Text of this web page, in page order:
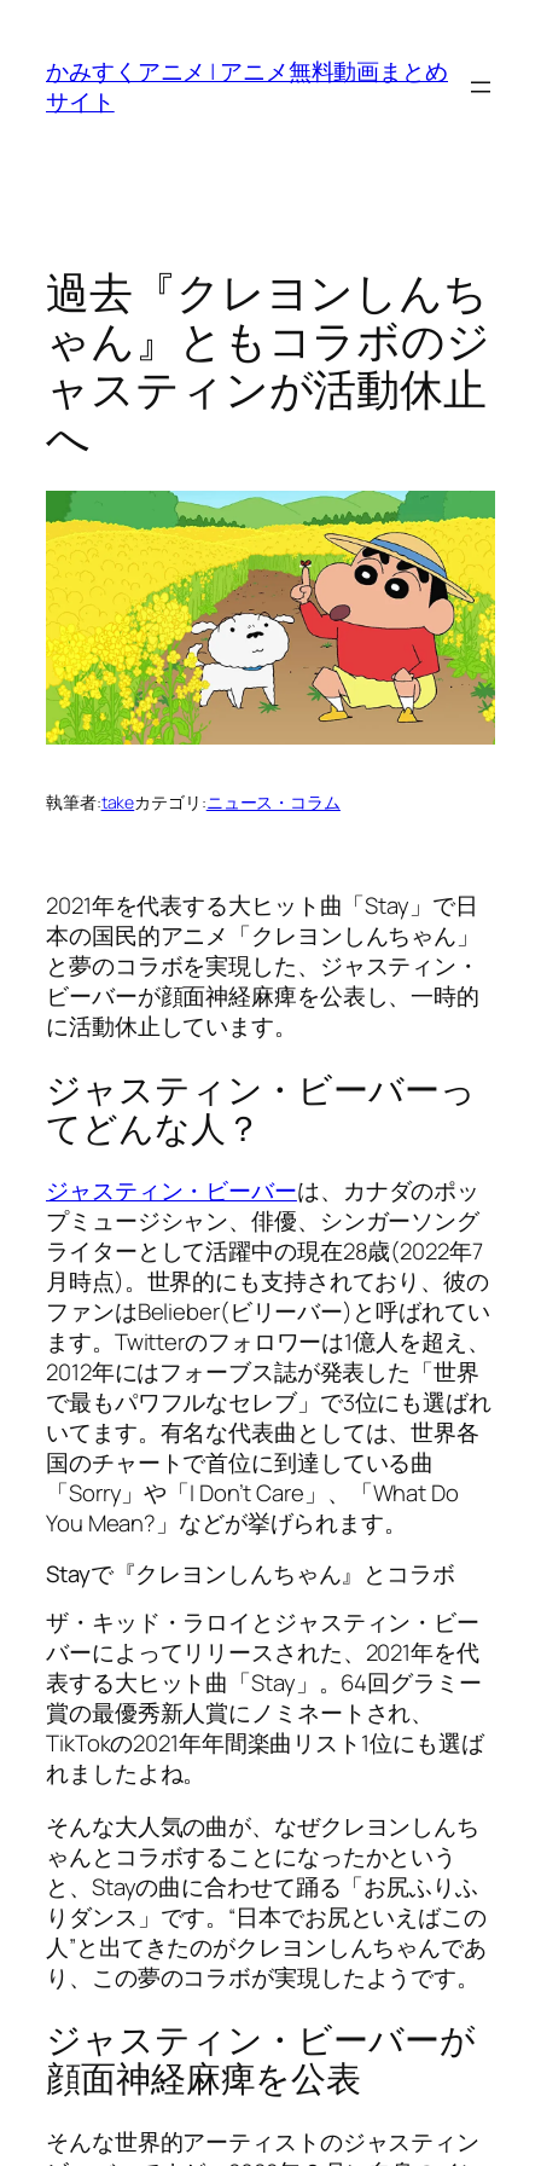
かみすくアニメ | アニメ無料動画まとめ
サイト
過去『クレヨンしんち
ゃん』ともコラボのジ
ャスティンが活動休止
へ
執筆者:takeカテゴリ:ニュース・コラム
2021年を代表する大ヒット曲「Stay」で日
本の国民的アニメ「クレヨンしんちゃん」
と夢のコラボを実現した、ジャスティン・
ビーバーが顔面神経麻痺を公表し、一時的
に活動休止しています。
ジャスティン・ビーバーっ
てどんな人？
ジャスティン・ビーバーは、カナダのポッ
プミュージシャン、俳優、シンガーソング
ライターとして活躍中の現在28歳(2022年7
月時点)。世界的にも支持されており、彼の
ファンはBelieber(ビリーバー)と呼ばれてい
ます。Twitterのフォロワーは1億人を超え、
2012年にはフォーブス誌が発表した「世界
で最もパワフルなセレブ」で3位にも選ばれ
いてます。有名な代表曲としては、世界各
国のチャートで首位に到達している曲
「Sorry」や「I Don’t Care」、「What Do
You Mean?」などが挙げられます。
Stayで『クレヨンしんちゃん』とコラボ
ザ・キッド・ラロイとジャスティン・ビー
バーによってリリースされた、2021年を代
表する大ヒット曲「Stay」。64回グラミー
賞の最優秀新人賞にノミネートされ、
TikTokの2021年年間楽曲リスト1位にも選ば
れましたよね。
そんな大人気の曲が、なぜクレヨンしんち
ゃんとコラボすることになったかという
と、Stayの曲に合わせて踊る「お尻ふりふ
りダンス」です。“日本でお尻といえばこの
人”と出てきたのがクレヨンしんちゃんであ
り、この夢のコラボが実現したようです。
ジャスティン・ビーバーが
顔面神経麻痺を公表
そんな世界的アーティストのジャスティン